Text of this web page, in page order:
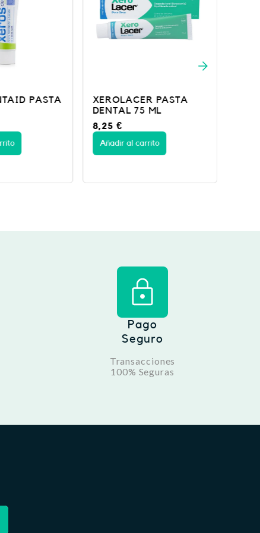
PASTA
XEROLACER SPRAY 30
ML
8,50€
Añadir al carrito
Pago
Seguro
Transacciones
100% Seguras